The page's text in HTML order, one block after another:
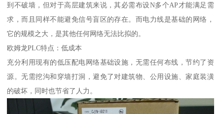
到不破墙，但对于高层建筑来说，其必需布设N多个AP才能满足需
求，而且同样不能避免信号盲区的存在。而电力线是基础的网络，
它的规模之大，是其他任何网络无法比拟的。
欧姆龙PLC特点：低成本
充分利用现有的低压配电网络基础设施，无需任何布线，节约了资
源。无需挖沟和穿墙打洞，避免了对建筑物、公用设施、家庭装潢
的破坏，同时也节省了人力。